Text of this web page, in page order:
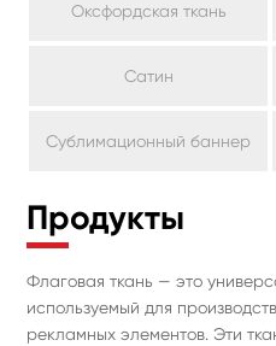
Оксфордская ткань
Сатин
Сублимационный баннер
Продукты
Флаговая ткань — это
используемый для
рекламных элементов. Эти